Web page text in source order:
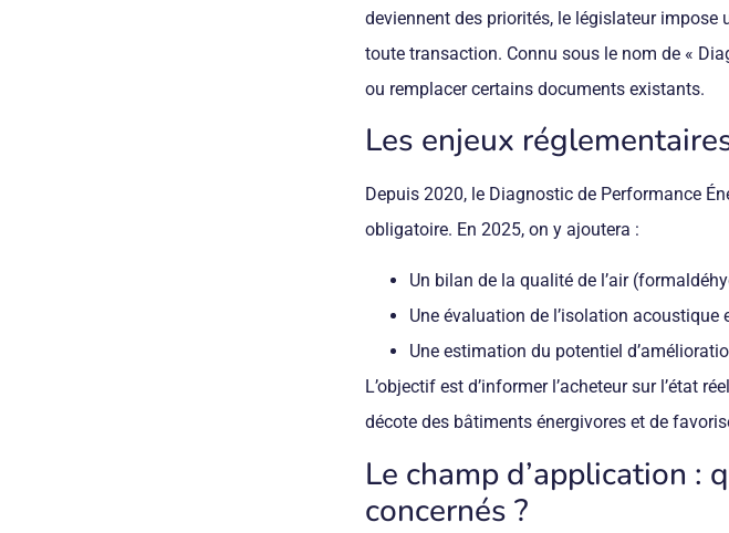
deviennent des priorités, le législateur impose
toute transaction. Connu sous le nom de «
ou remplacer certains documents existants.
Les enjeux
Depuis 2020, le Diagnostic de Performance
obligatoire. En 2025, on y ajoutera :
Un bilan de la qualité de l’air
Une évaluation de l’isolation acoustique
Une estimation du potentiel
L’objectif est d’informer l’acheteur sur l’état
décote des bâtiments énergivores et de
Le champ d’application :
concernés ?